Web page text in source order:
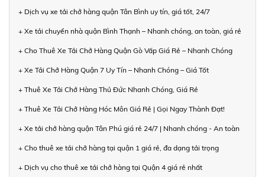
+ Dịch vụ xe tải chở hàng quận Tân Bình uy tín, giá tốt, 24/7
+ Xe tải chuyển nhà quận Bình Thạnh – Nhanh chóng, an toàn, giá rẻ
+ Cho Thuê Xe Tải Chở Hàng Quận Gò Vấp Giá Rẻ – Nhanh Chóng
+ Xe Tải Chở Hàng Quận 7 Uy Tín – Nhanh Chóng – Giá Tốt
+ Thuê Xe Tải Chở Hàng Thủ Đức Nhanh Chóng, Giá Rẻ
+ Thuê Xe Tải Chở Hàng Hóc Môn Giá Rẻ | Gọi Ngay Thành Đạt!
+ Xe tải chở hàng quận Tân Phú giá rẻ 24/7 | Nhanh chóng - An toàn
+ Cho thuê xe tải chở hàng tại quận 1 giá rẻ, đa dạng tải trọng
+ Dịch vụ cho thuê xe tải chở hàng tại Quận 4 giá rẻ nhất